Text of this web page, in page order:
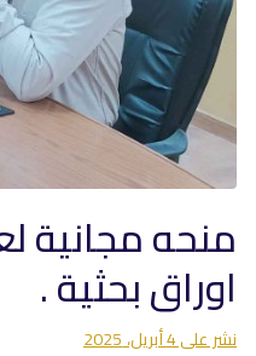
اوراق بحثية .
نشر على4 أبريل، 2025